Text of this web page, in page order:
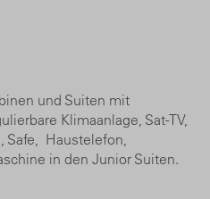
und Suiten mit
Klimaanlage, Sat-TV,
Safe, Haustelefon,
in den Junior Suiten.